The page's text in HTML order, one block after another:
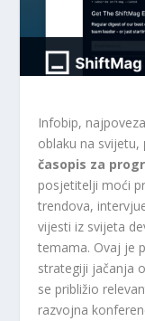
Infobip,
oblaku na svijetu,
časopis za
posjetitelji moći
trendova,
vijesti iz svijeta
temama. Ovaj je
strategiji jačanja
se približio
razvojna